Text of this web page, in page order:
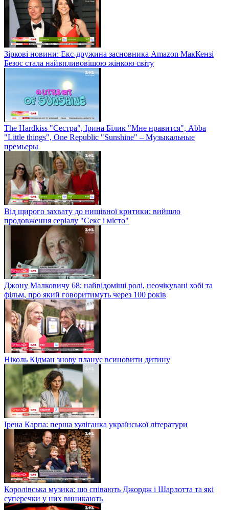
Зіркові новини: Екс-дружина засновника Amazon МакКензі
Безос стала найвпливовішою жінкою світу
The Hardkiss "Сестра", Ірина Білик "Мне нравится", Abba
"Little things", One Republic "Sunshine" – Музыкальные
премьеры
Від щирого захвату до нищівної критики: вийшло
продовження серіалу "Секс і місто"
Джону Малковичу 68: найвідоміші ролі, неочікувані хобі та
фільм, про який говоритимуть через 100 років
Ніколь Кідман знову планує всиновити дитину
Ірена Карпа: перша хуліганка української літератури
Королівська музика: що співають Джордж і Шарлотта та які
суперечки у них виникають